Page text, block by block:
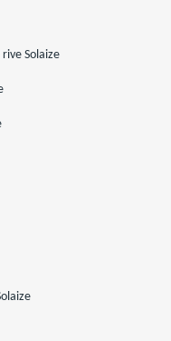
Solaize